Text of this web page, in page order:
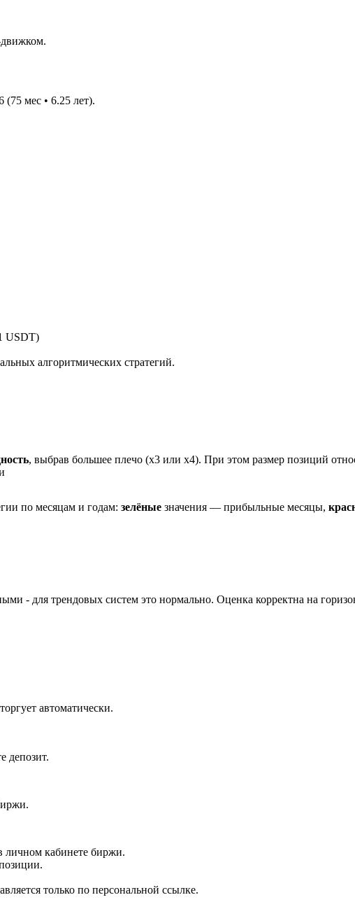
движком.
(75 мес • 6.25 лет).
USDT)
алгоритмических стратегий.
, выбрав большее плечо (x3 или x4). При этом размер позиций
по месяцам и годам: зелёные значения — прибыльные месяцы,
- для трендовых систем это нормально. Оценка корректна на
автоматически.
депозит.
личном кабинете биржи.
только по персональной ссылке.